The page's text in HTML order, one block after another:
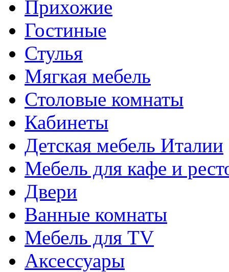
Прихожие
Гостиные
Стулья
Мягкая мебель
Столовые комнаты
Кабинеты
Детская мебель Италии
Мебель для кафе и
Двери
Ванные комнаты
Мебель для TV
Аксессуары